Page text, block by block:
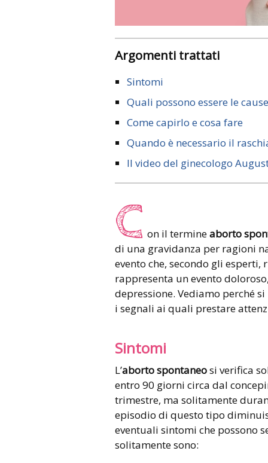
Argomenti trattati
Sintomi
Quali possono essere le
Come capirlo e cosa fare
Quando è necessario il
Il video del ginecologo
C on il termineaborto
di una gravidanza per ragioni
evento che, secondo gli
rappresenta un evento
depressione. Vediamo perché
i segnali ai quali prestare
Sintomi
L’aborto spontaneosi verifica
entro 90 giorni circa dal
trimestre, ma solitamente
episodio di questo tipo
eventuali sintomi che possono
solitamente sono: